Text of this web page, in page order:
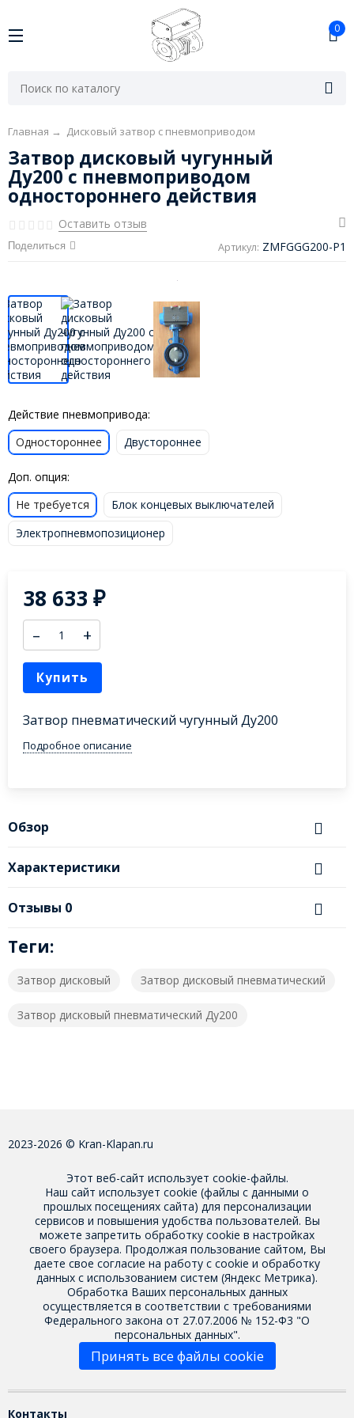
0
Главная → Дисковый затвор с пневмоприводом
Затвор дисковый чугунный
Ду200 с пневмоприводом
одностороннего действия
Оставить отзыв
Поделиться Артикул: ZMFGGG200-P1
Действие пневмопривода:
Одностороннее
Двустороннее
Доп. опция:
Не требуется
Блок концевых выключателей
Электропневмопозиционер
38 633₽
– +
Купить
Затвор пневматический чугунный Ду200
Подробное описание
Обзор
Характеристики
Отзывы 0
Теги:
Затвор дисковый Затвор дисковый пневматический
Затвор дисковый пневматический Ду200
2023-2026 © Kran-Klapan.ru
Этот веб-сайт использует cookie-файлы.
Наш сайт использует cookie (файлы с данными о
прошлых посещениях сайта) для персонализации
сервисов и повышения удобства пользователей. Вы
можете запретить обработку cookie в настройках
своего браузера. Продолжая пользование сайтом, Вы
даете свое согласие на работу с cookie и обработку
данных с использованием систем (Яндекс Метрика).
Обработка Ваших персональных данных
осуществляется в соответствии с требованиями
Федерального закона от 27.07.2006 № 152-Ф3 "О
персональных данных".
Принять все файлы cookie
Контакты